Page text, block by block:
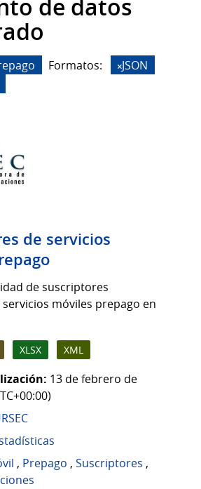
de datos
Formatos:
JSON
de servicios
de suscriptores
móviles prepago en
XLSX XML
13 de febrero de
, Prepago , Suscriptores ,